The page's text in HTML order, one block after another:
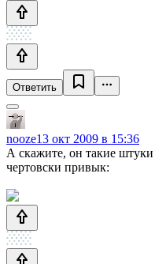
Ответить
nooze13 окт 2009 в 15:36
А скажите, он такие
чертовски привык: